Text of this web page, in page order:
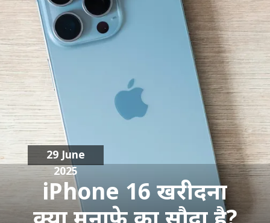
iPhone 16 खरीदना
29 June
2025